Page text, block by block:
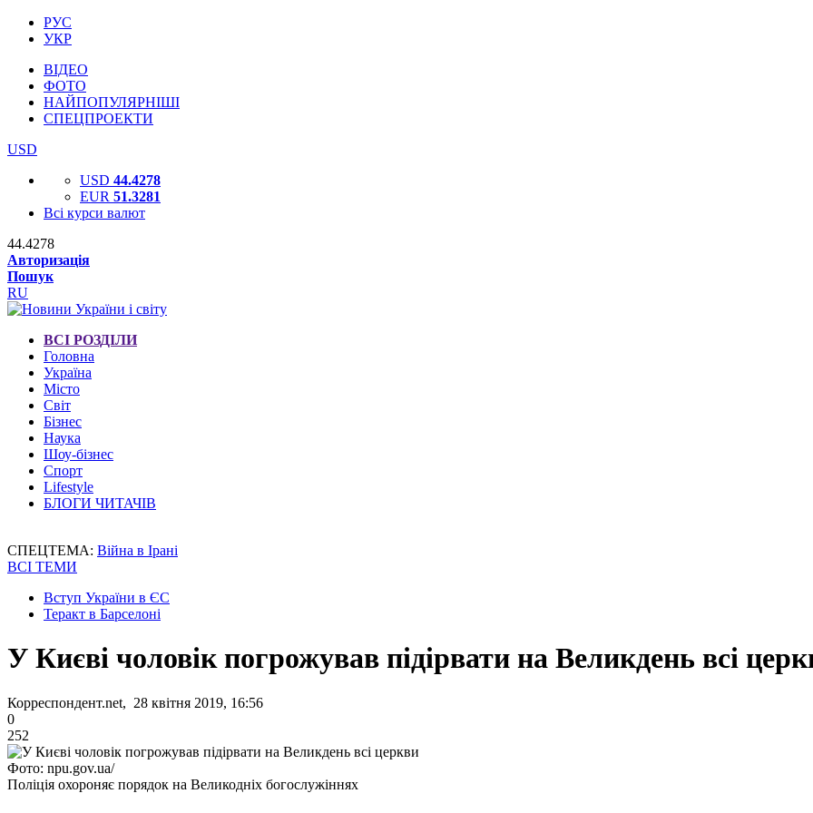
РУС
УКР
ВІДЕО
ФОТО
НАЙПОПУЛЯРНІШІ
СПЕЦПРОЕКТИ
USD
USD 44.4278
EUR 51.3281
Всі курси валют
44.4278
Авторизація
Пошук
RU
ВСІ РОЗДІЛИ
Головна
Україна
Місто
Світ
Бізнес
Наука
Шоу-бізнес
Спорт
Lifestyle
БЛОГИ ЧИТАЧІВ
СПЕЦТЕМА: Війна в Ірані
ВСІ ТЕМИ
Вступ України в ЄС
Теракт в Барселоні
У Києві чоловік погрожував підірвати на Великдень всі
Корреспондент.net, 28 квітня 2019, 16:56
0
252
Фото: npu.gov.ua/
Поліція охороняє порядок на Великодніх богослужіннях